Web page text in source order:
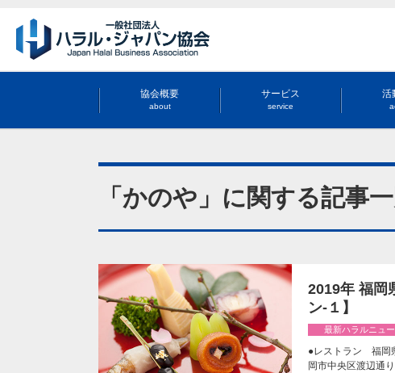
協会概要
about
サービス
service
活
「かのや」に関する記事
2019年 福岡
ン-１】
最新ハラルニュー
●レストラン 福岡
岡市中央区渡辺通